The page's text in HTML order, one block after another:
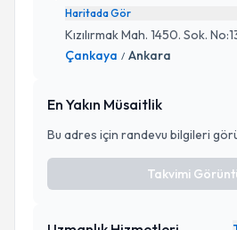
Haritada Gör
Kızılırmak Mah. 1450. Sok.
Çankaya / Ankara
En Yakın Müsaitlik
Bu adres için randevu bilgileri
Takvimi